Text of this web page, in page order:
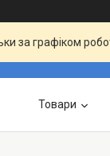
за графіком
Товари